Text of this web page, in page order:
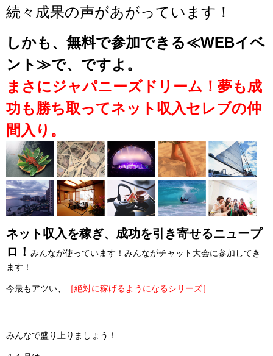
続々成果の声があがっています！
しかも、無料で参加できる≪WEBイベ
ント≫で、ですよ。
まさにジャパニーズドリーム！夢も成
功も勝ち取ってネット収入セレブの仲
間入り。
ネット収入を稼ぎ、成功を引き寄せるニュープ
ロ！ みんなが使っています！みんながチャット大会に参加してき
ます！
今最もアツい、 ［絶対に稼げるようになるシリーズ］
みんなで盛り上りましょう！